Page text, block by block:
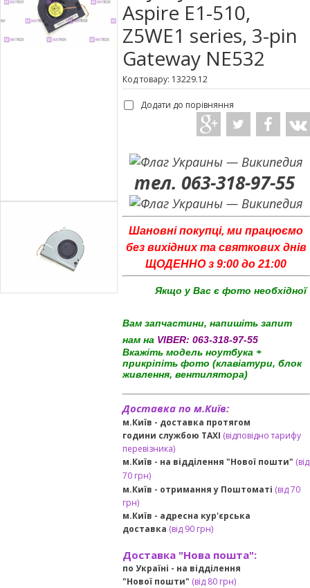
Aspire E1-510,
Z5WE1 series, 3-pin
Gateway NE532
Код товару: 13229.12
Додати до порівняння
тел. 063-318-97-55
Шановні покупці, ми працюємо
без вихідних та святкових днів
ЩОДЕННО з 9:00 до 21:00
Якщо у Вас є фото необхідної
Вам запчастини, напишіть запит
нам на VIBER: 063-318-97-55
Вкажіть модель ноутбука +
прикріпіть фото (клавіатури, блок
живлення, вентилятора)
Доставка по м.Київ:
м.Київ - доставка протягом
години службою TAXI (відповідно тарифу
перевізника)
м.Київ - на відділення "Нової пошти" (від
70 грн)
м.Київ - отримання у Поштоматі (від 70
грн)
м.Київ - адресна кур'єрська
доставка (від90 грн)
Доставка "Нова пошта":
по Україні - на відділення
"Нової пошти" (від 80 грн)